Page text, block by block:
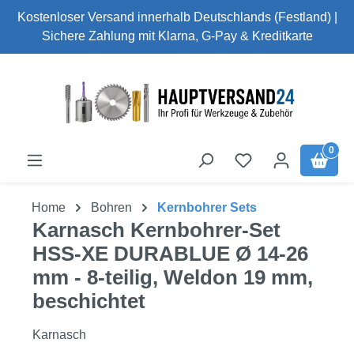
Zum Hauptinhalt springen
Kostenloser Versand innerhalb Deutschlands (Festland) |
Sichere Zahlung mit Klarna, G-Pay & Kreditkarte
0
Home Bohren Kernbohrer Sets
Karnasch Kernbohrer-Set
HSS-XE DURABLUE Ø 14-26
mm - 8-teilig, Weldon 19 mm,
beschichtet
Karnasch